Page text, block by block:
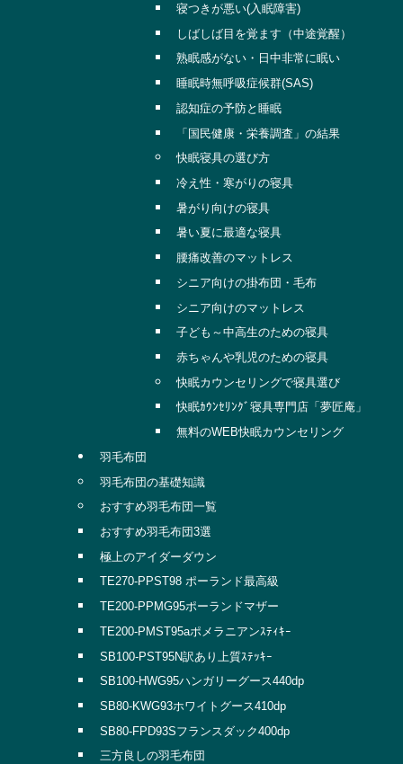
寝つきが悪い(入眠障害)
しばしば目を覚ます（中途覚醒）
熟眠感がない・日中非常に眠い
睡眠時無呼吸症候群(SAS)
認知症の予防と睡眠
「国民健康・栄養調査」の結果
快眠寝具の選び方
冷え性・寒がりの寝具
暑がり向けの寝具
暑い夏に最適な寝具
腰痛改善のマットレス
シニア向けの掛布団・毛布
シニア向けのマットレス
子ども～中高生のための寝具
赤ちゃんや乳児のための寝具
快眠カウンセリングで寝具選び
快眠ｶｳﾝｾﾘﾝｸﾞ寝具専門店「夢匠庵」
無料のWEB快眠カウンセリング
羽毛布団
羽毛布団の基礎知識
おすすめ羽毛布団一覧
おすすめ羽毛布団3選
極上のアイダーダウン
TE270-PPST98 ポーランド最高級
TE200-PPMG95ポーランドマザー
TE200-PMST95aポメラニアンｽﾃｨｷｰ
SB100-PST95N訳あり上質ｽﾃｯｷｰ
SB100-HWG95ハンガリーグース440dp
SB80-KWG93ホワイトグース410dp
SB80-FPD93Sフランスダック400dp
三方良しの羽毛布団